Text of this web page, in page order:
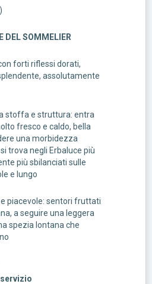
DEL SOMMELIER
forti riflessi dorati,
assolutamente
stoffa e struttura: entra
fresco e caldo, bella
una morbidezza
trova negli Erbaluce più
più sbilanciati sulle
e lungo
e piacevole: sentori fruttati
a seguire una leggera
spezia lontana che